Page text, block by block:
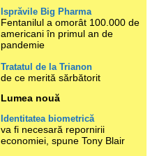
Isprăvile Big Pharma
Fentanilul a omorât 100.000 de
americani în primul an de
pandemie
Tratatul de la Trianon
de ce merită sărbătorit
Lumea nouă
Identitatea biometrică
va fi necesară repornirii
economiei, spune Tony Blair